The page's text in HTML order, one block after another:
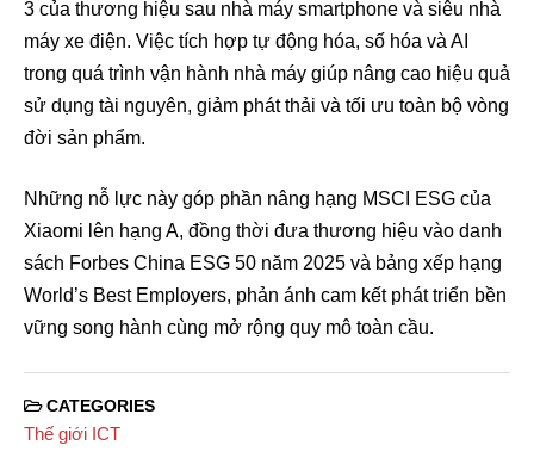
3 của thương hiệu sau nhà máy smartphone và siêu nhà
máy xe điện. Việc tích hợp tự động hóa, số hóa và AI
trong quá trình vận hành nhà máy giúp nâng cao hiệu quả
sử dụng tài nguyên, giảm phát thải và tối ưu toàn bộ vòng
đời sản phẩm.
Những nỗ lực này góp phần nâng hạng MSCI ESG của
Xiaomi lên hạng A, đồng thời đưa thương hiệu vào danh
sách Forbes China ESG 50 năm 2025 và bảng xếp hạng
World’s Best Employers, phản ánh cam kết phát triển bền
vững song hành cùng mở rộng quy mô toàn cầu.
CATEGORIES
Thế giới ICT